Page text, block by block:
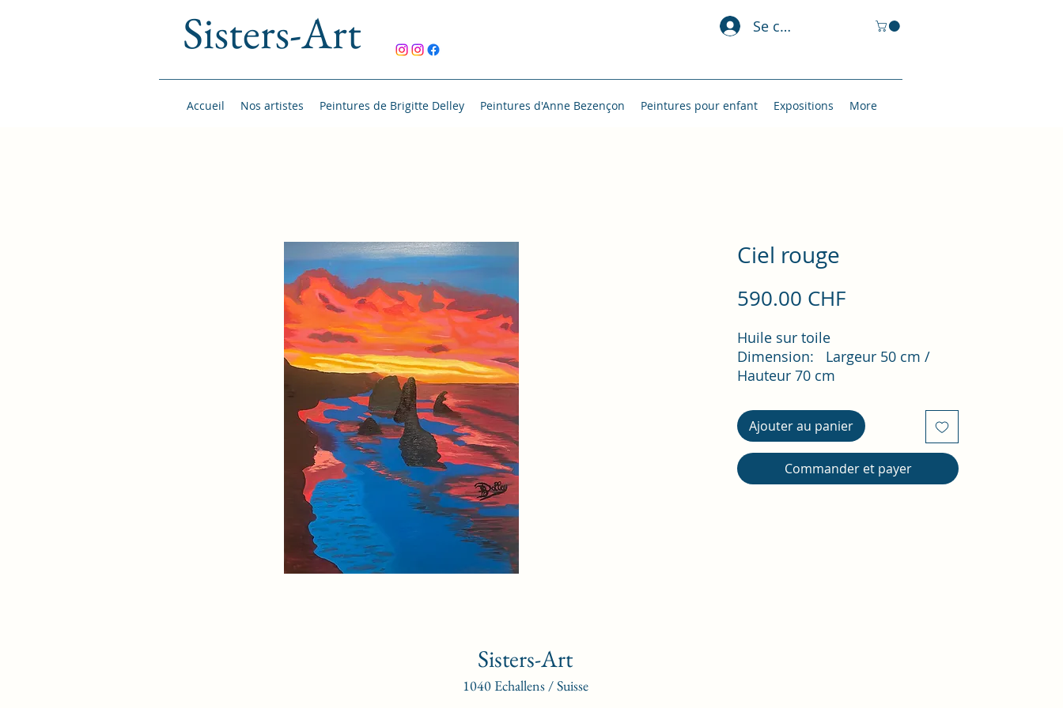
Sisters-Art Se connecter
Accueil Nos artistes Peintures de Brigitte Delley Peintures d'Anne Bezençon Peintures pour enfant Expositions More
Ciel rouge
590.00 CHFPrix
Huile sur toile
Dimension: Largeur 50 cm /
Hauteur 70 cm
Ajouter au panier
Commander et payer
Sisters-Art
1040 Echallens / Suisse